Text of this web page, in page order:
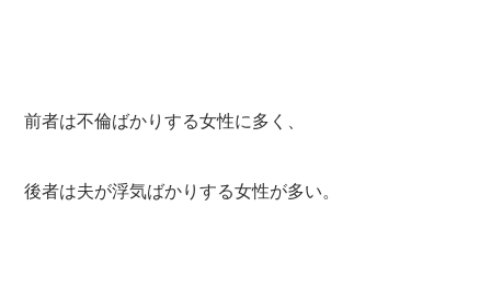
前者は不倫ばかりする女性に多く、
後者は夫が浮気ばかりする女性が多い。